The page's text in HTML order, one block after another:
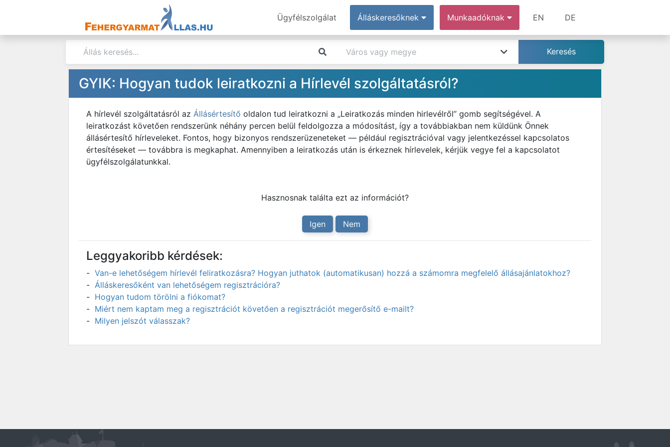
Ügyfélszolgálat Álláskeresőknek Munkaadóknak EN DE
GYIK: Hogyan tudok leiratkozni a Hírlevél szolgáltatásról?
A hírlevél szolgáltatásról az Állásértesítő oldalon tud leiratkozni a „Leiratkozás minden hirlevélről” gomb segítségével. A
leiratkozást követően rendszerünk néhány percen belül feldolgozza a módosítást, így a továbbiakban nem küldünk Önnek
állásértesítő hírleveleket. Fontos, hogy bizonyos rendszerüzeneteket — például regisztrációval vagy jelentkezéssel kapcsolatos
értesítéseket — továbbra is megkaphat. Amennyiben a leiratkozás után is érkeznek hírlevelek, kérjük vegye fel a kapcsolatot
ügyfélszolgálatunkkal.
Hasznosnak találta ezt az információt?
Igen Nem
Leggyakoribb kérdések:
Van-e lehetőségem hírlevél feliratkozásra? Hogyan juthatok (automatikusan) hozzá a számomra megfelelő állásajánlatokhoz?
Álláskeresőként van lehetőségem regisztrációra?
Hogyan tudom törölni a fiókomat?
Miért nem kaptam meg a regisztrációt követően a regisztrációt megerősítő e-mailt?
Milyen jelszót válasszak?